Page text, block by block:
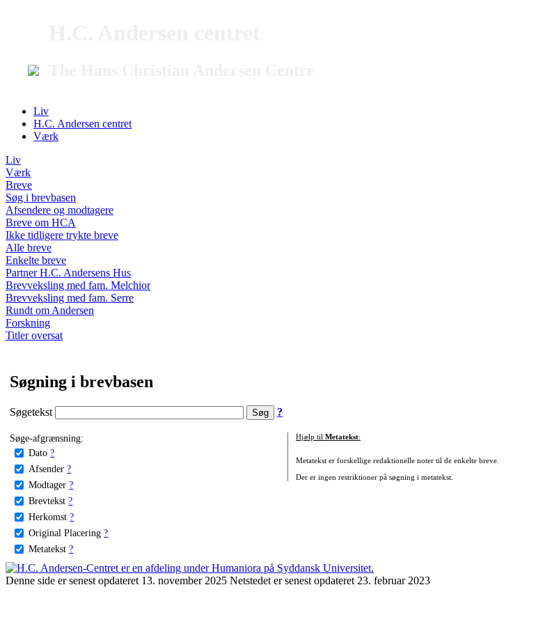
Liv
H.C. Andersen centret
Værk
Liv
Værk
Breve
Søg i brevbasen
Afsendere og modtagere
Breve om HCA
Ikke tidligere trykte breve
Alle breve
Enkelte breve
Partner H.C. Andersens Hus
Brevveksling med fam. Melchior
Brevveksling med fam. Serre
Rundt om Andersen
Forskning
Titler oversat
Søgning i brevbasen
Søgetekst ?
Søge-afgrænsning:
Dato ?
Afsender ?
Modtager ?
Brevtekst ?
Herkomst ?
Original Placering ?
Metatekst ?
Hjælp til Metatekst:
Metatekst er forskellige redaktionelle noter til de enkelte breve.
Der er ingen restriktioner på søgning i metatekst.
Denne side er senest opdateret 13. november 2025 Netstedet er senest opdateret 23. februar 2023